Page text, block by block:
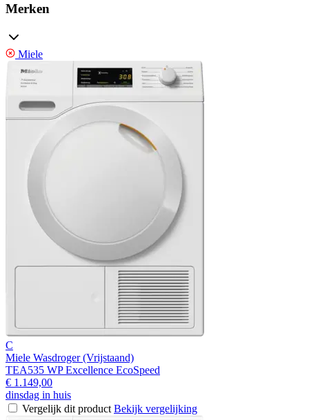
Merken
Miele
C
Miele Wasdroger (Vrijstaand)
TEA535 WP Excellence EcoSpeed
€ 1.149,00
dinsdag in huis
Vergelijk dit product Bekijk vergelijking